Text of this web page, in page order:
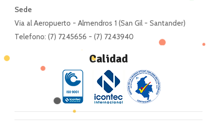
Sede
Via al Aeropuerto - Almendros 1 (San Gil - Santander)
Telefono: (7) 7245656 - (7) 7243940
Calidad